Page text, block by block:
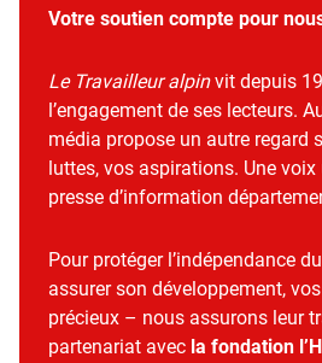
Votre soutien compte pour
Le Travailleur alpinvit depuis
l’engagement de ses lecteurs.
média propose un autre regard
luttes, vos aspirations. Une
presse d’information
Pour protéger l’indépendance du
assurer son développement,
précieux – nous assurons leur
partenariat avec la fondation